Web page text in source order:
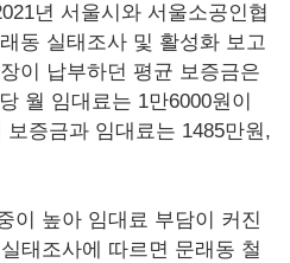
년 서울시와 서울소공인협
동 실태조사 및 활성화 보고
이 납부하던 평균 보증금은
월 임대료는 1만6000원이
증금과 임대료는 1485만원,
이 높아 임대료 부담이 커진
태조사에 따르면 문래동 철